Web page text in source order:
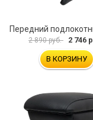
2 890 руб. 2 746
В КОРЗИНУ